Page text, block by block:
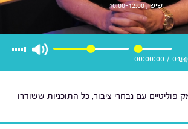
שישי, 10:00-12:00
/
00:00:00
פוליטיים עם נבחרי ציבור, כל התוכניות ששודרו